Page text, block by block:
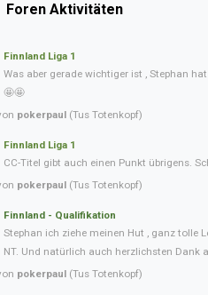
Foren Aktivitäten
Finnland Liga 1
Was aber gerade wichtiger ist , Stephan
🤩🤩
pokerpaul (Tus Totenkopf)
Finnland Liga 1
CC-Titel gibt auch einen Punkt übrigens.
pokerpaul (Tus Totenkopf)
Finnland - Qualifikation
Stephan ich ziehe meinen Hut , ganz tolle
NT. Und natürlich auch herzlichsten Dank
pokerpaul (Tus Totenkopf)